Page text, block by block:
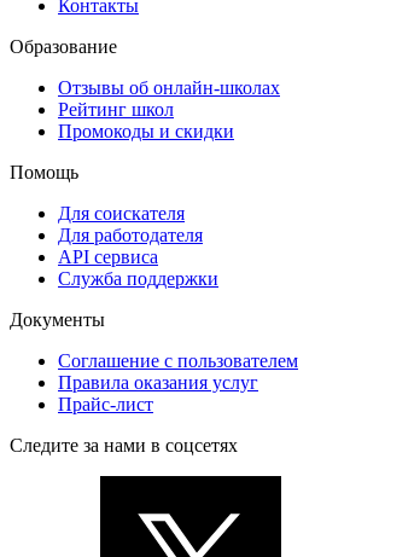
Контакты
Образование
Отзывы об онлайн-школах
Рейтинг школ
Промокоды и скидки
Помощь
Для соискателя
Для работодателя
API сервиса
Служба поддержки
Документы
Соглашение с пользователем
Правила оказания услуг
Прайс-лист
Следите за нами в соцсетях